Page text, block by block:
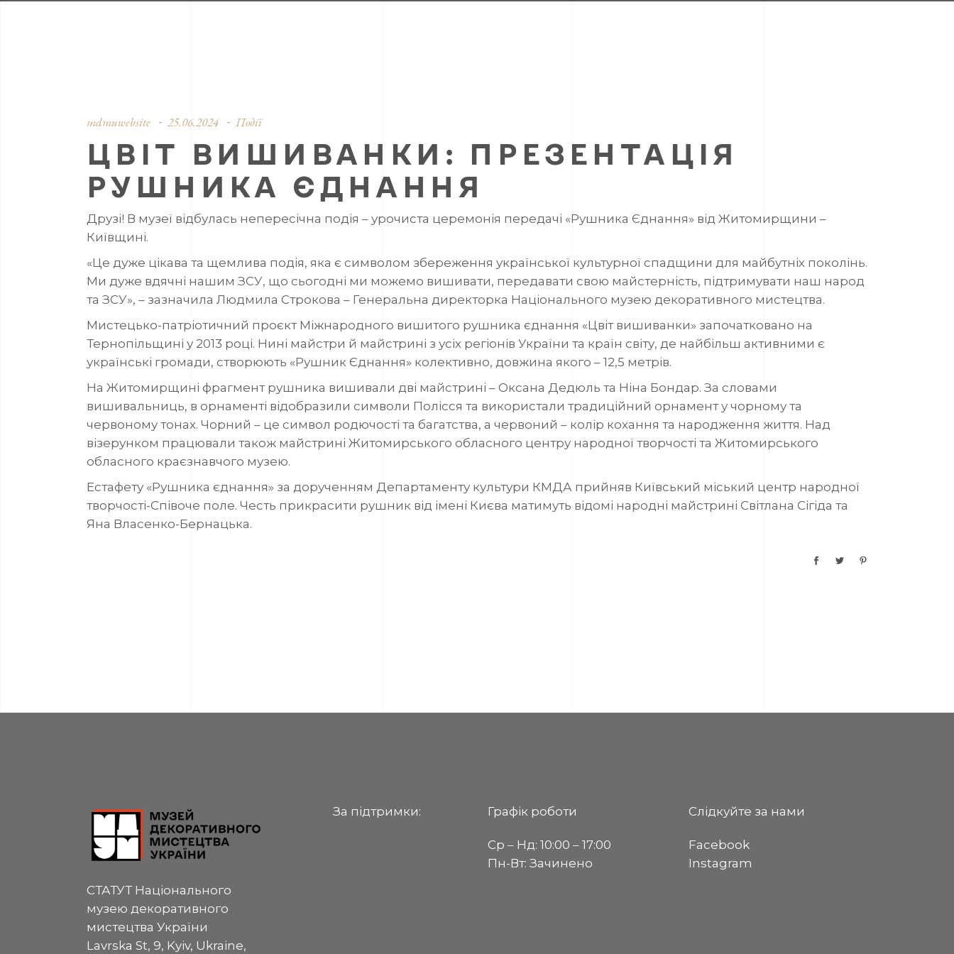
mdmuwebsite 25.06.2024 Події
ЦВІТ ВИШИВАНКИ: ПРЕЗЕНТАЦІЯ
РУШНИКА ЄДНАННЯ
Друзі! В музеї відбулась непересічна подія – урочиста церемонія передачі «Рушника Єднання» від Житомирщини –
Київщині.
«Це дуже цікава та щемлива подія, яка є символом збереження української культурної спадщини для майбутніх поколінь.
Ми дуже вдячні нашим ЗСУ, що сьогодні ми можемо вишивати, передавати свою майстерність, підтримувати наш народ
та ЗСУ», – зазначила Людмила Строкова – Генеральна директорка Національного музею декоративного мистецтва.
Мистецько-патріотичний проєкт Міжнародного вишитого рушника єднання «Цвіт вишиванки» започатковано на
Тернопільщині у 2013 році. Нині майстри й майстрині з усіх регіонів України та країн світу, де найбільш активними є
українські громади, створюють «Рушник Єднання» колективно, довжина якого – 12,5 метрів.
На Житомирщині фрагмент рушника вишивали дві майстрині – Оксана Дедюль та Ніна Бондар. За словами
вишивальниць, в орнаменті відобразили символи Полісся та використали традиційний орнамент у чорному та
червоному тонах. Чорний – це символ родючості та багатства, а червоний – колір кохання та народження життя. Над
візерунком працювали також майстрині Житомирського обласного центру народної творчості та Житомирського
обласного краєзнавчого музею.
Естафету «Рушника єднання» за дорученням Департаменту культури КМДА прийняв Київський міський центр народної
творчості-Співоче поле. Честь прикрасити рушник від імені Києва матимуть відомі народні майстрині Світлана Сігіда та
Яна Власенко-Бернацька.
СТАТУТ Національного
музею декоративного
мистецтва України
Lavrska St, 9, Kyiv, Ukraine,
За пiдтримки: Графік роботи
Ср ‒ Нд: 10:00 ‒ 17:00
Пн-Вт: Зачинено
Слідкуйте за нами
Facebook
Instagram